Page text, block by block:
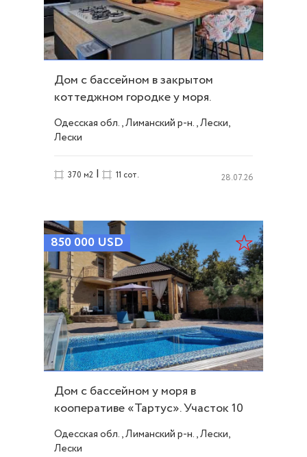
Дом с бассейном в закрытом
коттеджном городке у моря.
Участок 11 соток ID 52113
Одесская обл., Лиманский р-н., Лески,
Лески
370 м2 | 11 сот. 28.07.26
850 000 USD
Дом с бассейном у моря в
кооперативе «Тартус». Участок 10
соток. ID 52118
Одесская обл., Лиманский р-н., Лески,
Лески